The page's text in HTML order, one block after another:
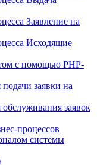
Заявление на
Исходящие
с помощью PHP-
заявки на
заявок
процессов
системы